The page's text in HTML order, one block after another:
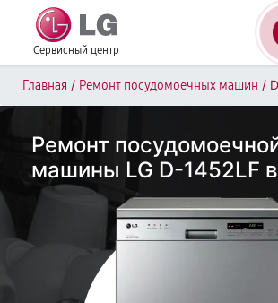
Сервисный центр
Главная / Ремонт посудомоечных машин /
Ремонт
машины LG D-1452LF